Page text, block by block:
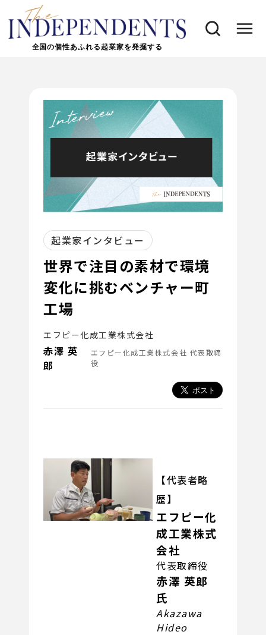
全国の個性あふれる起業家を発掘する
起業家インタビュー
世界で注目の素材で環境
変化に挑むベンチャー町
工場
エフピー化成工業株式会社
赤澤 英
郎
エフピー化成工業株式会社 代表取締
役
【代表者略
歴】
エフピー化
成工業株式
会社
代表取締役
赤澤 英郎
氏
Akazawa
Hideo